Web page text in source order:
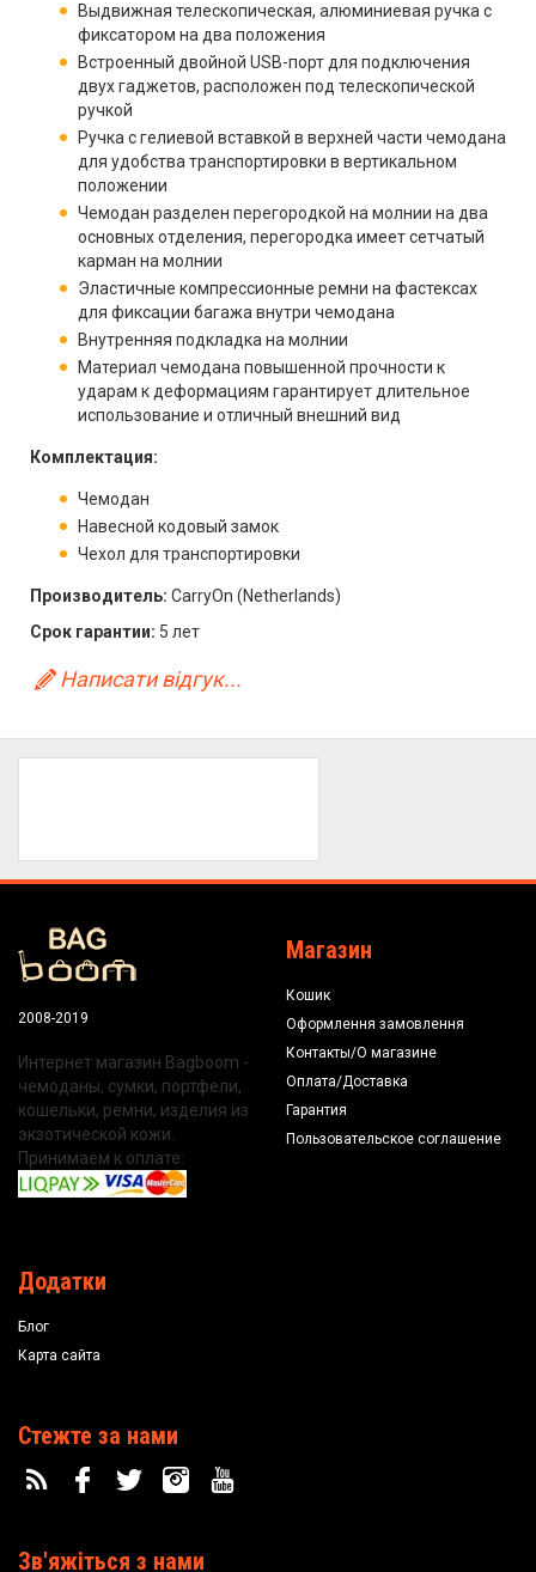
Выдвижная телескопическая, алюминиевая ручка с
фиксатором на два положения
Встроенный двойной USB-порт для подключения
двух гаджетов, расположен под телескопической
ручкой
Ручка с гелиевой вставкой в верхней части чемодана
для удобства транспортировки в вертикальном
положении
Чемодан разделен перегородкой на молнии на два
основных отделения, перегородка имеет сетчатый
карман на молнии
Эластичные компрессионные ремни на фастексах
для фиксации багажа внутри чемодана
Внутренняя подкладка на молнии
Материал чемодана повышенной прочности к
ударам к деформациям гарантирует длительное
использование и отличный внешний вид
Комплектация:
Чемодан
Навесной кодовый замок
Чехол для транспортировки
Производитель: CarryOn (Netherlands)
Срок гарантии: 5 лет
Написати відгук...
2008-2019
Интернет магазин Bagboom -
чемоданы, сумки, портфели,
кошельки, ремни, изделия из
экзотической кожи.
Принимаем к оплате:
Магазин
Кошик
Оформлення замовлення
Контакты/О магазине
Оплата/Доставка
Гарантия
Пользовательское соглашение
Додатки
Блог
Карта сайта
Стежте за нами
Зв'яжіться з нами